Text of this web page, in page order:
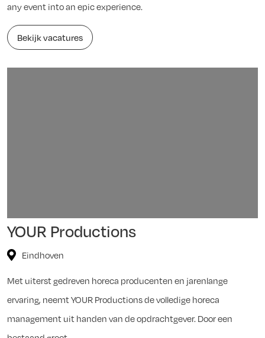
any event into an epic experience.
Bekijk vacatures
YOUR Productions
Eindhoven
Met uiterst gedreven horeca producenten en jarenlange
ervaring, neemt YOUR Productions de volledige horeca
management uit handen van de opdrachtgever. Door een